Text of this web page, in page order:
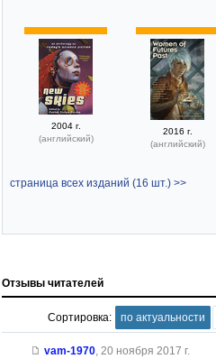
2004 г.
(английский)
2016 г.
(английский)
страница всех изданий (16 шт.) >>
Отзывы читателей
Сортировка: по актуальности
vam-1970, 20 ноября 2017 г.